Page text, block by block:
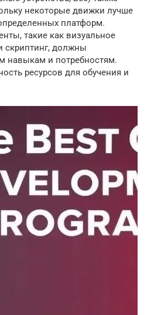
некоторые движки лучше
платформ.
такие как визуальное
скриптинг, должны
навыкам и потребностям.
ресурсов для обучения и